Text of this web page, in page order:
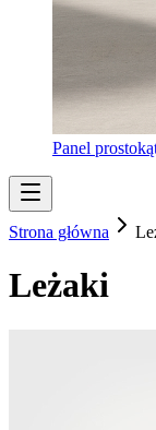
Panel
Strona główna
Leżaki